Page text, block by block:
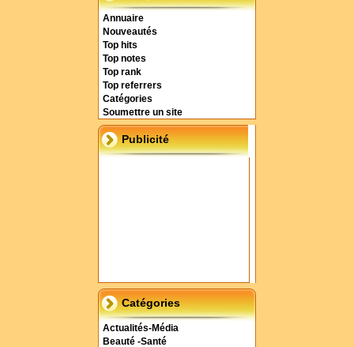
Annuaire
Nouveautés
Top hits
Top notes
Top rank
Top referrers
Catégories
Soumettre un site
Publicité
Catégories
Actualités-Média
Beauté -Santé